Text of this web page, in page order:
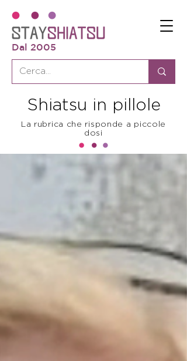
Dal 2005
Shiatsu in pillole
La rubrica che risponde a piccole
dosi